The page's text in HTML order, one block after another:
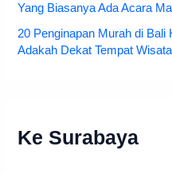
Yang Biasanya Ada Acara
20 Penginapan Murah di Bali
Adakah Dekat Tempat
Ke Surabaya